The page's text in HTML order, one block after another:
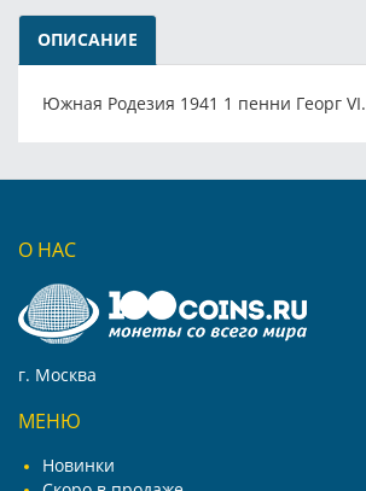
ОПИСАНИЕ
Южная Родезия 1941 1 пенни Георг VI.
О НАС
г. Москва
МЕНЮ
Новинки